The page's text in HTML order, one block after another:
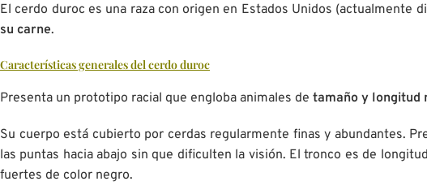
El cerdo duroc es una raza con origen en Estados Unidos (actualmente
su carne.
Características generales del cerdo duroc
Presenta un prototipo racial que engloba animales de tamaño y longitud
Su cuerpo está cubierto por cerdas regularmente finas y abundantes.
las puntas hacia abajo sin que dificulten la visión. El tronco es de
fuertes de color negro.